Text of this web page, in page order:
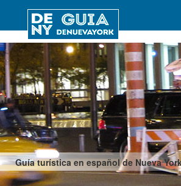
Guía turística en español de Nueva